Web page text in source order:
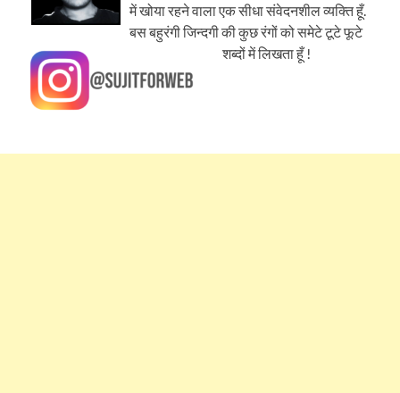
में खोया रहने वाला एक सीधा संवेदनशील व्यक्ति हूँ.
बस बहुरंगी जिन्दगी की कुछ रंगों को समेटे टूटे फूटे
शब्दों में लिखता हूँ !